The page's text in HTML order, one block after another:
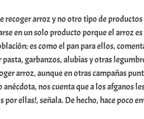
recoger arroz y no otro tipo de productos
en un solo producto porque el arroz
es como el pan para ellos,
garbanzos, alubias y otras
arroz, aunque en otras campañas
nos cuenta que a los afganos
por ellas!, señala. De hecho, hace poco